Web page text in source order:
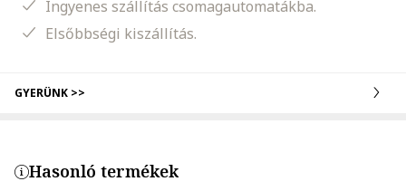
Ingyenes szállítás csomagautomatákba.
Elsőbbségi kiszállítás.
GYERÜNK >>
Hasonló termékek